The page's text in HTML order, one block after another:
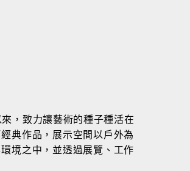
，致力讓藝術的種子種活在
典作品，展示空間以戶外為
境之中，並透過展覽、工作